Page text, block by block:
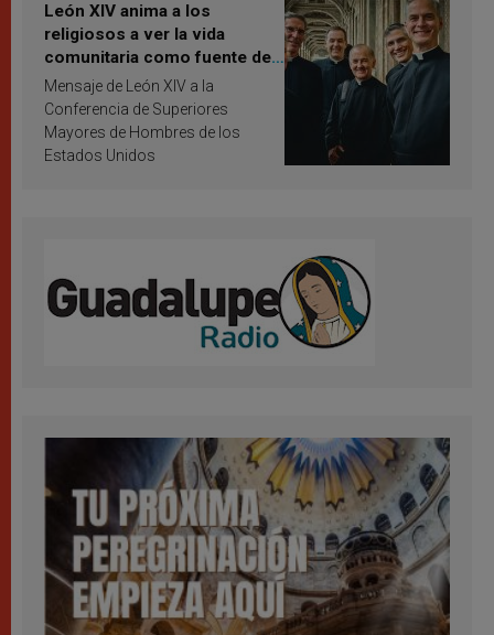
León XIV anima a los
religiosos a ver la vida
comunitaria como fuente de
inspiración y santificación
Mensaje de León XIV a la
Conferencia de Superiores
Mayores de Hombres de los
Estados Unidos